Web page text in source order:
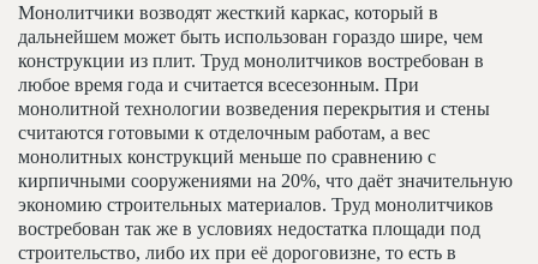
Монолитчики возводят жесткий каркас, который в
дальнейшем может быть использован гораздо шире, чем
конструкции из плит. Труд монолитчиков востребован в
любое время года и считается всесезонным. При
монолитной технологии возведения перекрытия и стены
считаются готовыми к отделочным работам, а вес
монолитных конструкций меньше по сравнению с
кирпичными сооружениями на 20%, что даёт значительную
экономию строительных материалов. Труд монолитчиков
востребован так же в условиях недостатка площади под
строительство, либо их при её дороговизне, то есть в